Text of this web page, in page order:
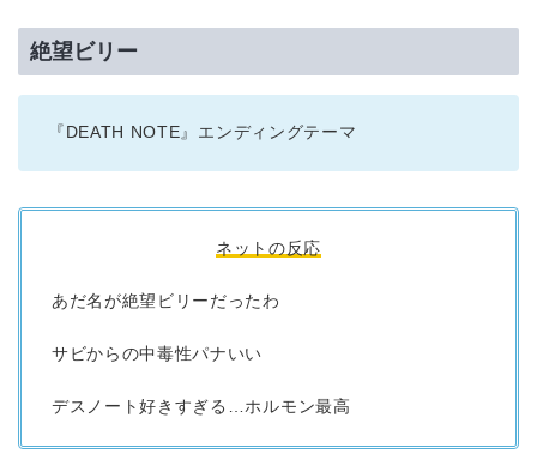
絶望ビリー
『DEATH NOTE』エンディングテーマ
ネットの反応
あだ名が絶望ビリーだったわ
サビからの中毒性パナいい
デスノート好きすぎる…ホルモン最高